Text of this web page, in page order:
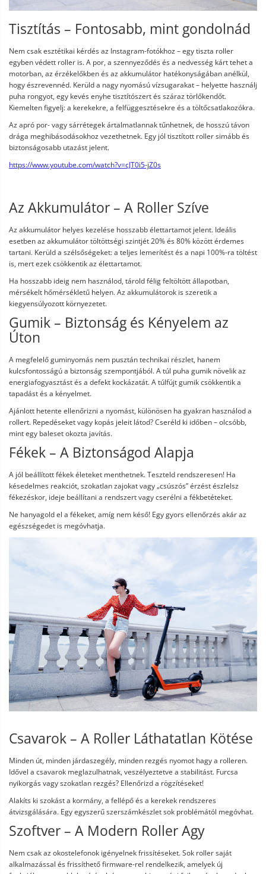
Tisztítás – Fontosabb, mint gondolnád
Nem csak esztétikai kérdés az Instagram-fotókhoz – egy tiszta roller
egyben védett roller is. A por, a szennyeződés és a nedvesség kárt tehet a
motorban, az érzékelőkben és az akkumulátor hatékonyságában anélkül,
hogy észrevennéd. Kerüld a nagy nyomású vízsugarakat – helyette használj
puha rongyot, egy kevés enyhe tisztítószert és száraz törlőkendőt.
Kiemelten figyelj: a kerekekre, a felfüggesztésekre és a töltőcsatlakozókra.
Az apró por- vagy sárrétegek ártalmatlannak tűnhetnek, de hosszú távon
drága meghibásodásokhoz vezethetnek. Egy jól tisztított roller simább és
biztonságosabb utazást jelent.
https://www.youtube.com/watch?v=cJT0i5-jZ0s
Az Akkumulátor – A Roller Szíve
Az akkumulátor helyes kezelése hosszabb élettartamot jelent. Ideális
esetben az akkumulátor töltöttségi szintjét 20% és 80% között érdemes
tartani. Kerüld a szélsőségeket: a teljes lemerítést és a napi 100%-ra töltést
is, mert ezek csökkentik az élettartamot.
Ha hosszabb ideig nem használod, tárold félig feltöltött állapotban,
mérsékelt hőmérsékletű helyen. Az akkumulátorok is szeretik a
kiegyensúlyozott környezetet.
Gumik – Biztonság és Kényelem az
Úton
A megfelelő guminyomás nem pusztán technikai részlet, hanem
kulcsfontosságú a biztonság szempontjából. A túl puha gumik növelik az
energiafogyasztást és a defekt kockázatát. A túlfújt gumik csökkentik a
tapadást és a kényelmet.
Ajánlott hetente ellenőrizni a nyomást, különösen ha gyakran használod a
rollert. Repedéseket vagy kopás jeleit látod? Cseréld ki időben – olcsóbb,
mint egy baleset okozta javítás.
Fékek – A Biztonságod Alapja
A jól beállított fékek életeket menthetnek. Teszteld rendszeresen! Ha
késedelmes reakciót, szokatlan zajokat vagy „csúszós” érzést észlelsz
fékezéskor, ideje beállítani a rendszert vagy cserélni a fékbetéteket.
Ne hanyagold el a fékeket, amíg nem késő! Egy gyors ellenőrzés akár az
egészségedet is megóvhatja.
Csavarok – A Roller Láthatatlan Kötése
Minden út, minden járdaszegély, minden rezgés nyomot hagy a rolleren.
Idővel a csavarok meglazulhatnak, veszélyeztetve a stabilitást. Furcsa
nyikorgás vagy szokatlan rezgés? Ellenőrizd a rögzítéseket!
Alakíts ki szokást a kormány, a fellépő és a kerekek rendszeres
átvizsgálására. Egy egyszerű szerszámkészlet sok problémától megóvhat.
Szoftver – A Modern Roller Agy
Nem csak az okostelefonok igényelnek frissítéseket. Sok roller saját
alkalmazással és frissíthető firmware-rel rendelkezik, amelyek új